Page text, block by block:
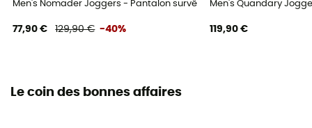
Men's Nomader Joggers - Pantalon survêtement homme
77,90 € 129,90 € -40%
Men's Quandary
119,90 €
Le coin des bonnes affaires